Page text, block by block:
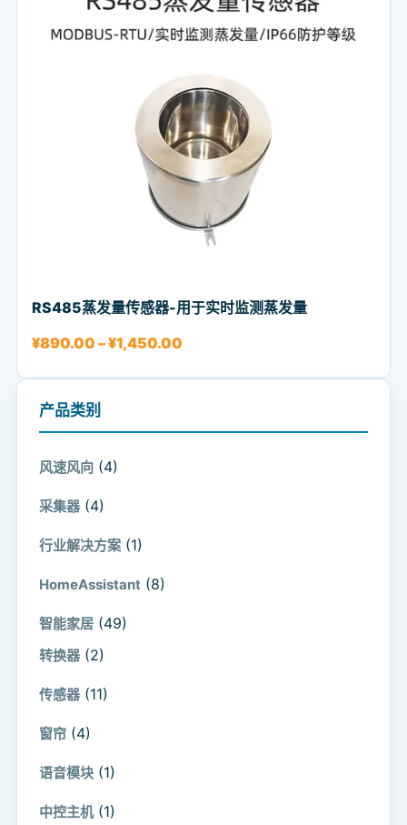
RS485蒸发量传感器-用于实时监测蒸发量
¥890.00 –¥1,450.00
产品类别
风速风向 (4)
采集器 (4)
行业解决方案 (1)
HomeAssistant (8)
智能家居 (49)
转换器 (2)
传感器 (11)
窗帘 (4)
语音模块 (1)
中控主机 (1)